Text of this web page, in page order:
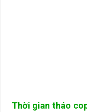
Thời gian tháo